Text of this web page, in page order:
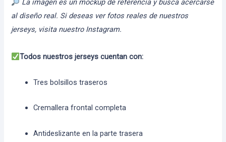
La imagen es un mockup de referencia y busca acercarse
al diseño real. Si deseas ver fotos reales de nuestros
jerseys, visita nuestro Instagram.
Todos nuestros jerseys cuentan con:
Tres bolsillos traseros
Cremallera frontal completa
Antideslizante en la parte trasera